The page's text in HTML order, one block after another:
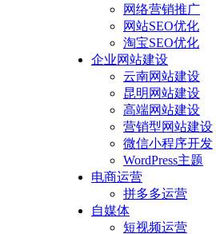
网络营销推广
网站SEO优化
淘宝SEO优化
企业网站建设
云南网站建设
昆明网站建设
高端网站建设
营销型网站建设
微信小程序开发
WordPress主题
电商运营
拼多多运营
自媒体
短视频运营